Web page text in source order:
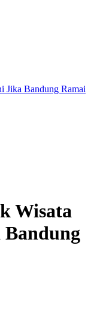
Jika Bandung Ramai
Wisata